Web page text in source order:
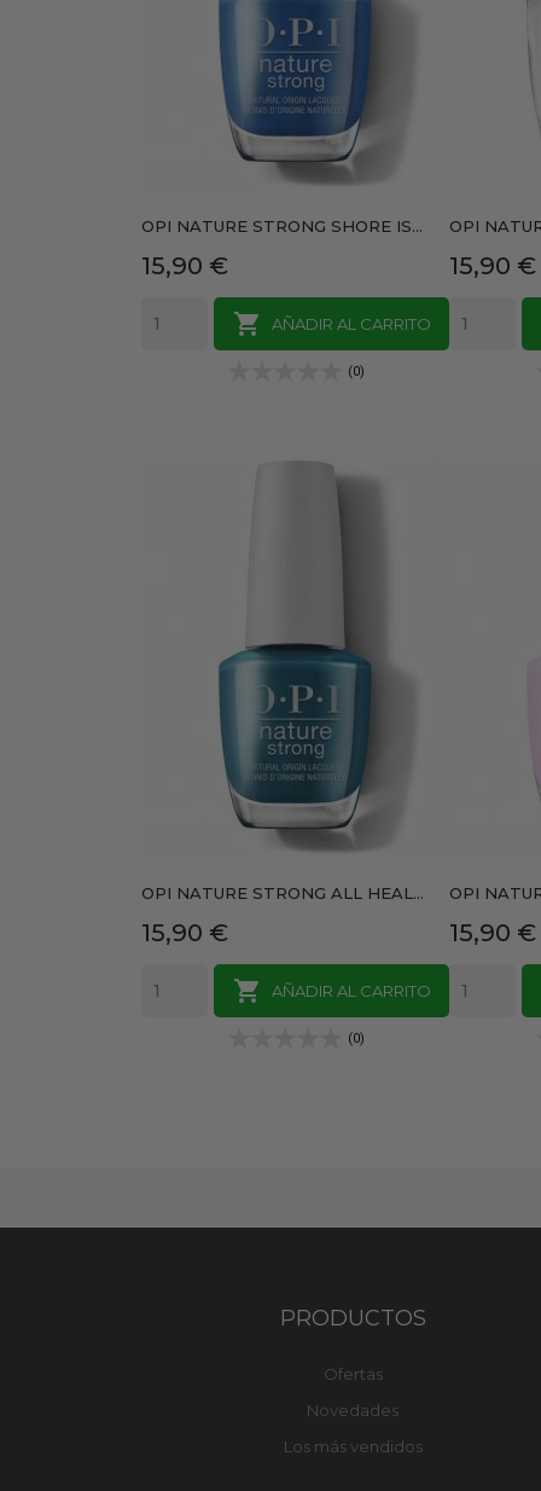
OPI NATURE STRONG SHORE IS...
Precio
15,90 €

AÑADIR AL CARRITO
(0)
OPI
Precio
15,90 €
OPI NATURE STRONG ALL HEAL...
Precio
15,90 €

AÑADIR AL CARRITO
(0)
OPI
Precio
15,90 €
PRODUCTOS
Ofertas
Novedades
Los más vendidos